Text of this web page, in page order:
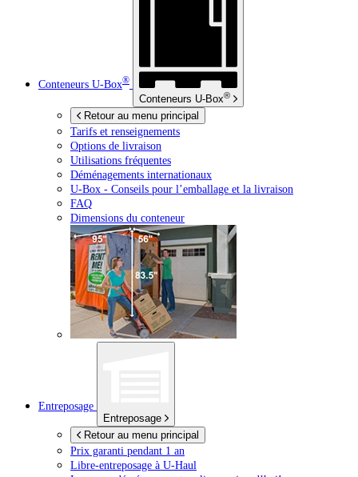
Conteneurs U-Box®
Conteneurs U-Box®
Retour au menu principal
Tarifs et renseignements
Options de livraison
Utilisations fréquentes
Déménagements internationaux
U-Box - Conseils pour l’emballage et la livraison
FAQ
Dimensions du conteneur
Entreposage
Entreposage
Retour au menu principal
Prix garanti pendant 1 an
Libre-entreposage à U-Haul